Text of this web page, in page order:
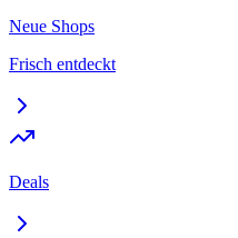
Neue Shops
Frisch entdeckt
Deals